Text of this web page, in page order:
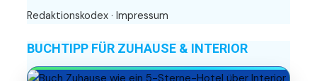
Redaktionskodex · Impressum
BUCHTIPP FÜR ZUHAUSE & INTERIOR